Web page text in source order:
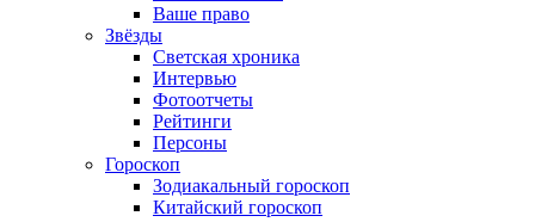
Ваше право
Звёзды
Светская хроника
Интервью
Фотоотчеты
Рейтинги
Персоны
Гороскоп
Зодиакальный гороскоп
Китайский гороскоп